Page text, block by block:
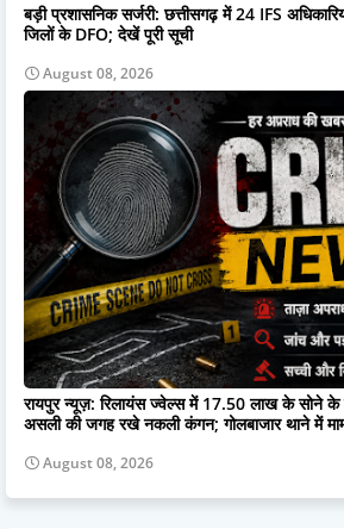
बड़ी प्रशासनिक सर्जरी: छत्तीसगढ़ में 24 IFS
जिलों के DFO; देखें पूरी सूची
August 08, 2026
रायपुर न्यूज़: रिलायंस ज्वेल्स में 17.50 लाख के सोने के
असली की जगह रखे नकली कंगन; गोलबाजार थाने में
August 08, 2026